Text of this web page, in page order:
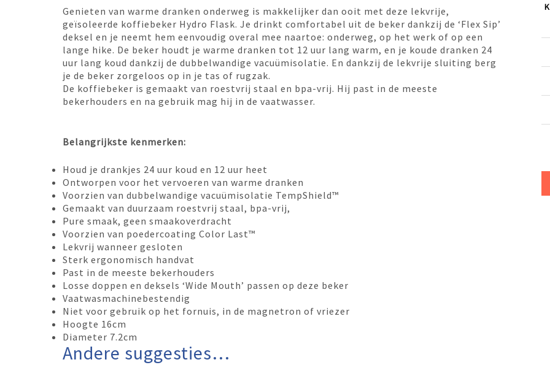
Genieten van warme dranken onderweg is makkelijker dan ooit met deze lekvrije,
geïsoleerde koffiebeker Hydro Flask. Je drinkt comfortabel uit de beker dankzij de ‘Flex Sip’
deksel en je neemt hem eenvoudig overal mee naartoe: onderweg, op het werk of op een
lange hike. De beker houdt je warme dranken tot 12 uur lang warm, en je koude dranken 24
uur lang koud dankzij de dubbelwandige vacuümisolatie. En dankzij de lekvrije sluiting berg
je de beker zorgeloos op in je tas of rugzak.
De koffiebeker is gemaakt van roestvrij staal en bpa-vrij. Hij past in de meeste
bekerhouders en na gebruik mag hij in de vaatwasser.
Belangrijkste kenmerken:
Houd je drankjes 24 uur koud en 12 uur heet
Ontworpen voor het vervoeren van warme dranken
Voorzien van dubbelwandige vacuümisolatie TempShield™
Gemaakt van duurzaam roestvrij staal, bpa-vrij,
Pure smaak, geen smaakoverdracht
Voorzien van poedercoating Color Last™
Lekvrij wanneer gesloten
Sterk ergonomisch handvat
Past in de meeste bekerhouders
Losse doppen en deksels ‘Wide Mouth’ passen op deze beker
Vaatwasmachinebestendig
Niet voor gebruik op het fornuis, in de magnetron of vriezer
Hoogte 16cm
Diameter 7.2cm
Andere suggesties…